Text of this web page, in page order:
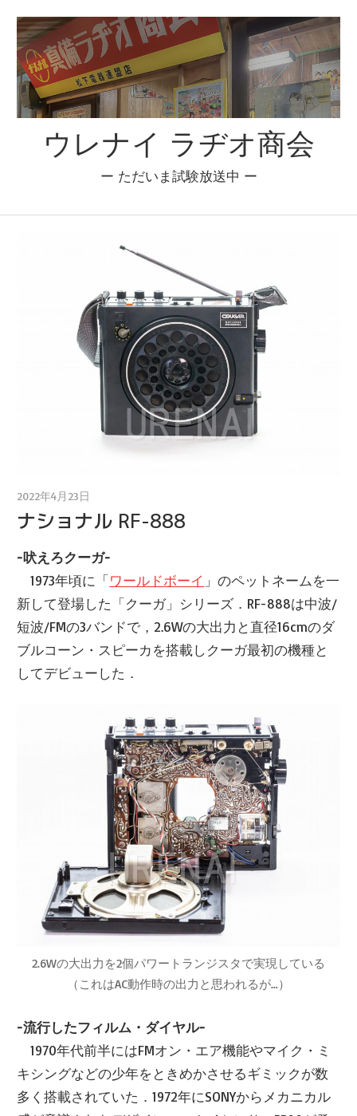
プ
ウレナイ ラヂオ商会
ー ただいま試験放送中 ー
2022年4月23日
ナショナル RF-888
-吠えろクーガ-
1973年頃に「ワールドボーイ 」のペットネームを一
新して登場した「クーガ」シリーズ．RF-888は中波/
短波/FMの3バンドで，2.6Wの大出力と直径16cmのダ
ブルコーン・スピーカを搭載しクーガ最初の機種と
してデビューした．
2.6Wの大出力を2個パワートランジスタで実現している
（これはAC動作時の出力と思われるが…）
-流行したフィルム・ダイヤル-
1970年代前半にはFMオン・エア機能やマイク・ミ
キシングなどの少年をときめかさせるギミックが数
多く搭載されていた．1972年にSONYからメカニカル